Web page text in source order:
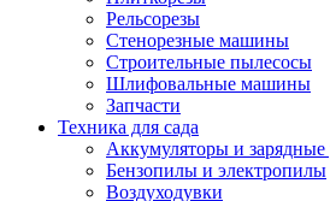
Рельсорезы
Стенорезные машины
Строительные пылесосы
Шлифовальные машины
Запчасти
Техника для сада
Аккумуляторы и зарядные
Бензопилы и электропилы
Воздуходувки